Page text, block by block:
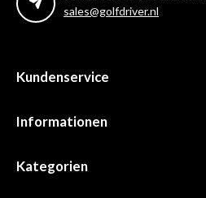
sales@golfdriver.nl
Kundenservice
Informationen
Kategorien